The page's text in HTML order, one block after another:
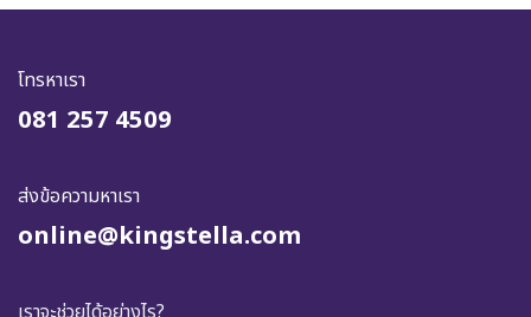
โทรหาเรา
081 257 4509
ส่งข้อความหาเรา
online@kingstella.com